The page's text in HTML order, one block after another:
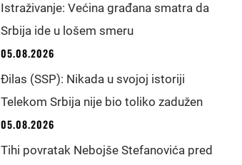
Istraživanje: Većina građana smatra da
Srbija ide u lošem smeru
05.08.2026
Đilas (SSP): Nikada u svojoj istoriji
Telekom Srbija nije bio toliko zadužen
05.08.2026
Tihi povratak Nebojše Stefanovića pred